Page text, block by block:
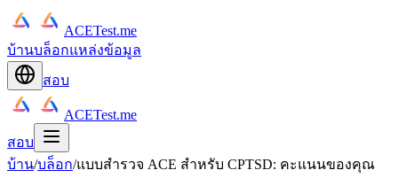
ACETest.me
บ้านบล็อกแหล่งข้อมูล
สอบ
ACETest.me
สอบ
บ้าน/บล็อก/แบบสำรวจ ACE สำหรับ CPTSD: คะแนนของคุณ